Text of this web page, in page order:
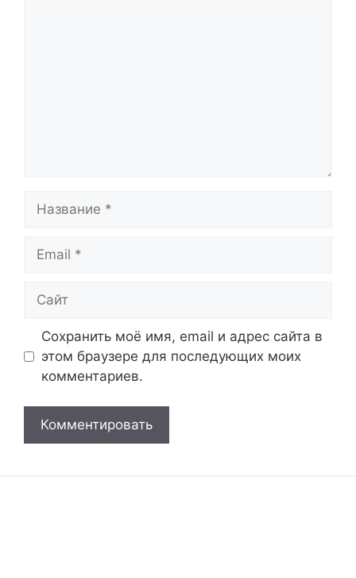
Сохранить моё имя, email и адрес сайта в
этом браузере для последующих моих
комментариев.